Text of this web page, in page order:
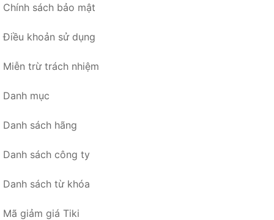
Chính sách bảo mật
Điều khoản sử dụng
Miễn trừ trách nhiệm
Danh mục
Danh sách hãng
Danh sách công ty
Danh sách từ khóa
Mã giảm giá Tiki